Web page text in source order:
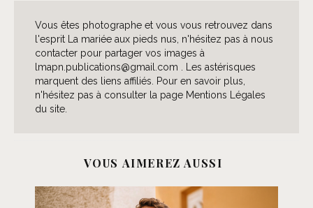
Vous êtes photographe et vous vous retrouvez dans
l'esprit La mariée aux pieds nus, n'hésitez pas à nous
contacter pour partager vos images à
lmapn.publications@gmail.com . Les astérisques
marquent des liens affiliés. Pour en savoir plus,
n'hésitez pas à consulter la page Mentions Légales
du site.
VOUS AIMEREZ AUSSI